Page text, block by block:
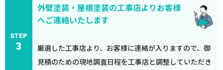
STEP
3
外壁塗装・屋根塗装の工事店よりお客様
へご連絡いたします
厳選した工事店より、お客様に連絡が入りますので、御
見積のための現地調査日程を工事店と調整していただき